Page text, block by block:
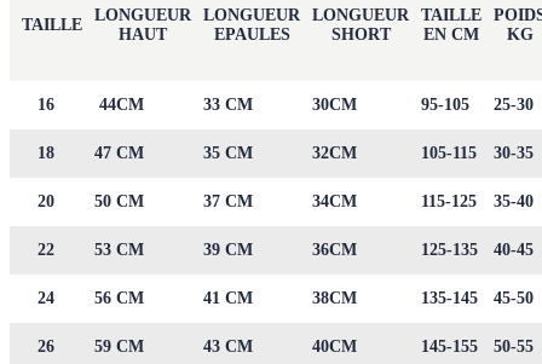
TAILLE
LONGUEUR
HAUT
LONGUEUR
EPAULES
LONGUEUR
SHORT
TAILLE
EN CM
KG
16 44CM 33 CM 30CM 95-105 25-30
18 47 CM 35 CM 32CM 105-115 30-35
20 50 CM 37 CM 34CM 115-125 35-40
22 53 CM 39 CM 36CM 125-135 40-45
24 56 CM 41 CM 38CM 135-145 45-50
26 59 CM 43 CM 40CM 145-155 50-55